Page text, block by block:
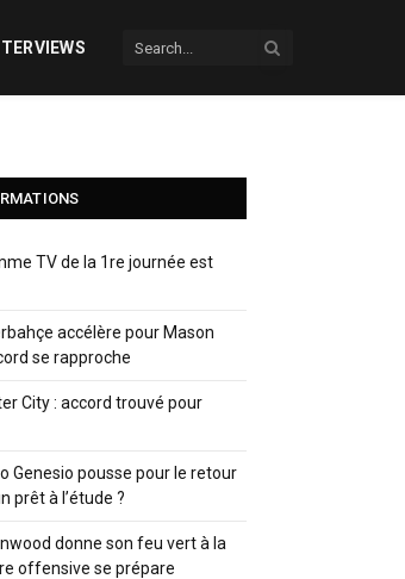
TV de la 1re journée est
accélère pour Mason
se rapproche
City : accord trouvé pour
Genesio pousse pour le retour
prêt à l’étude ?
donne son feu vert à la
offensive se prépare